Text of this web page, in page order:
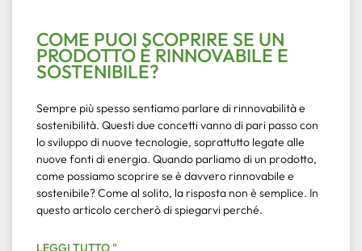
COME PUOI SCOPRIRE SE UN
PRODOTTO È RINNOVABILE E
SOSTENIBILE?
Sempre più spesso sentiamo parlare di rinnovabilità e
sostenibilità. Questi due concetti vanno di pari passo con
lo sviluppo di nuove tecnologie, soprattutto legate alle
nuove fonti di energia. Quando parliamo di un prodotto,
come possiamo scoprire se è davvero rinnovabile e
sostenibile? Come al solito, la risposta non è semplice. In
questo articolo cercherò di spiegarvi perché.
LEGGI TUTTO "